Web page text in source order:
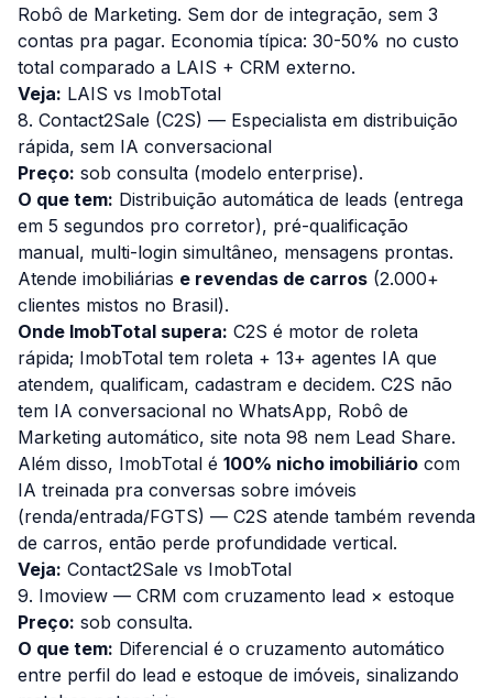
Robô de Marketing. Sem dor de integração, sem 3
contas pra pagar. Economia típica: 30-50% no custo
total comparado a LAIS + CRM externo.
Veja: LAIS vs ImobTotal
8. Contact2Sale (C2S) — Especialista em distribuição
rápida, sem IA conversacional
Preço: sob consulta (modelo enterprise).
O que tem: Distribuição automática de leads (entrega
em 5 segundos pro corretor), pré-qualificação
manual, multi-login simultâneo, mensagens prontas.
Atende imobiliárias e revendas de carros (2.000+
clientes mistos no Brasil).
Onde ImobTotal supera: C2S é motor de roleta
rápida; ImobTotal tem roleta + 13+ agentes IA que
atendem, qualificam, cadastram e decidem. C2S não
tem IA conversacional no WhatsApp, Robô de
Marketing automático, site nota 98 nem Lead Share.
Além disso, ImobTotal é 100% nicho imobiliário com
IA treinada pra conversas sobre imóveis
(renda/entrada/FGTS) — C2S atende também revenda
de carros, então perde profundidade vertical.
Veja: Contact2Sale vs ImobTotal
9. Imoview — CRM com cruzamento lead × estoque
Preço: sob consulta.
O que tem: Diferencial é o cruzamento automático
entre perfil do lead e estoque de imóveis, sinalizando